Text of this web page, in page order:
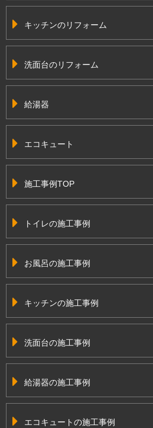
キッチンのリフォーム
洗面台のリフォーム
給湯器
エコキュート
施工事例TOP
トイレの施工事例
お風呂の施工事例
キッチンの施工事例
洗面台の施工事例
給湯器の施工事例
エコキュートの施工事例